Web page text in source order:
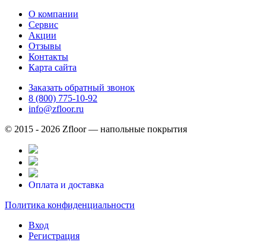
О компании
Сервис
Акции
Отзывы
Контакты
Карта сайта
Заказать обратный звонок
8 (800) 775-10-92
info@zfloor.ru
© 2015 - 2026 Zfloor — напольные покрытия
Оплата и доставка
Политика конфиденциальности
Вход
Регистрация